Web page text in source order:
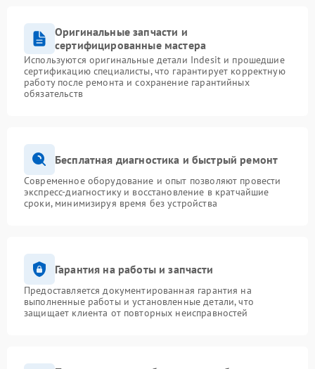
Оригинальные запчасти и
сертифицированные мастера
Используются оригинальные детали Indesit и прошедшие
сертификацию специалисты, что гарантирует корректную
работу после ремонта и сохранение гарантийных
обязательств
Бесплатная диагностика и быстрый ремонт
Современное оборудование и опыт позволяют провести
экспресс-диагностику и восстановление в кратчайшие
сроки, минимизируя время без устройства
Гарантия на работы и запчасти
Предоставляется документированная гарантия на
выполненные работы и установленные детали, что
защищает клиента от повторных неисправностей